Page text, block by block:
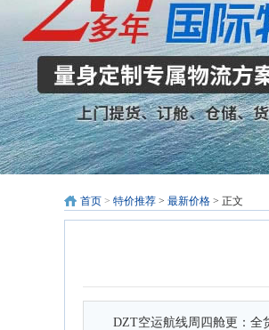
首页 > 特价推荐 > 最新价格 > 正文
DZT空运航线周四舱更：全